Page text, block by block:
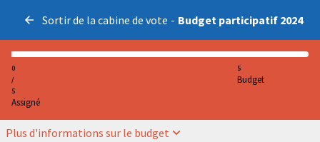
Sortir de la cabine de vote - Budget participatif 2024
0
/
5
Assigné
5
Budget
Plus d'informations sur le budget